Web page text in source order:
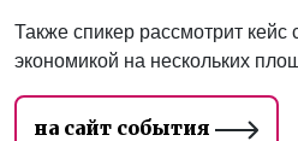
Также спикер рассмотрит
экономикой на нескольких
на сайт события